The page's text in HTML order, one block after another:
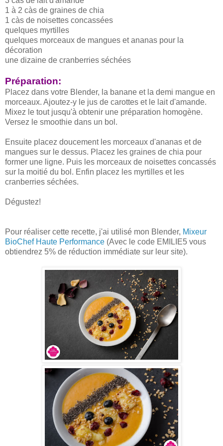
1 à 2 càs de graines de chia
1 càs de noisettes concassées
quelques myrtilles
quelques morceaux de mangues et ananas pour la
décoration
une dizaine de cranberries séchées
Préparation:
Placez dans votre Blender, la banane et la demi mangue en
morceaux. Ajoutez-y le jus de carottes et le lait d'amande.
Mixez le tout jusqu'à obtenir une préparation homogène.
Versez le smoothie dans un bol.
Ensuite placez doucement les morceaux d'ananas et de
mangues sur le dessus. Placez les graines de chia pour
former une ligne. Puis les morceaux de noisettes concassés
sur la moitié du bol. Enfin placez les myrtilles et les
cranberries séchées.
Dégustez!
Pour réaliser cette recette, j'ai utilisé mon Blender, Mixeur
BioChef Haute Performance (Avec le code EMILIE5 vous
obtiendrez 5% de réduction immédiate sur leur site).